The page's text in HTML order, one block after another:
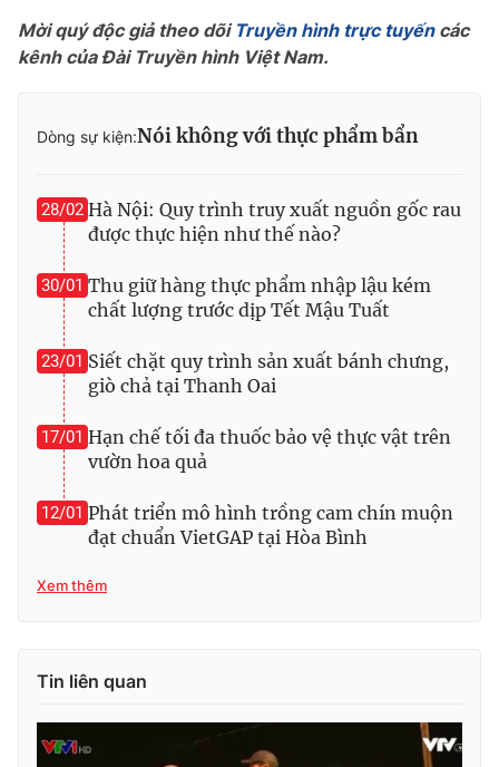
Thị trường 24h Tấm lòng Việt
VTV4 Vươn mình bằng AI
VTV9
Liên hệ tòa soạn
THỜI BÁO VTV
Theo dõi báo trên
Cơ quan chủ quản:Đài Truyền hình Việt Nam
Cơ quan báo chí:
Phó Tổng Biên tập:
Tổng đài VTV: 024.38 355 931 - 024.38 355 932
Mời quý độc giả theo dõi Truyền hình trực tuyếncác
kênh của Đài Truyền hình Việt Nam.
Dòng sự kiện:Nói không với thực phẩm bẩn
28/02 Hà Nội: Quy trình truy xuất nguồn gốc rau
được thực hiện như thế nào?
30/01 Thu giữ hàng thực phẩm nhập lậu kém
chất lượng trước dịp Tết Mậu Tuất
23/01 Siết chặt quy trình sản xuất bánh chưng,
giò chả tại Thanh Oai
17/01 Hạn chế tối đa thuốc bảo vệ thực vật trên
vườn hoa quả
12/01 Phát triển mô hình trồng cam chín muộn
đạt chuẩn VietGAP tại Hòa Bình
Xem thêm
Tin liên quan